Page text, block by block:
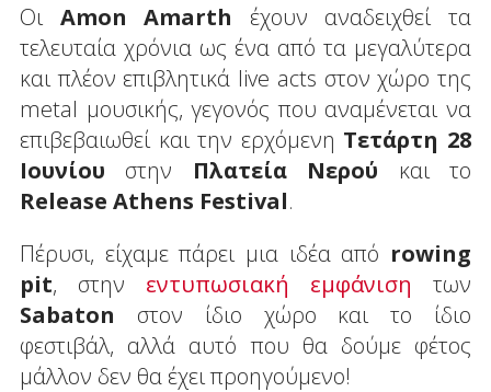
Οι Amon Amarth έχουν αναδειχθεί τα
τελευταία χρόνια ως ένα από τα μεγαλύτερα
και πλέον επιβλητικά live acts στον χώρο της
metal μουσικής, γεγονός που αναμένεται να
επιβεβαιωθεί και την ερχόμενη Τετάρτη 28
Ιουνίου στην Πλατεία Νερού και το
Release Athens Festival.
Πέρυσι, είχαμε πάρει μια ιδέα από rowing
pit, στην εντυπωσιακή εμφάνιση των
Sabaton στον ίδιο χώρο και το ίδιο
φεστιβάλ, αλλά αυτό που θα δούμε φέτος
μάλλον δεν θα έχει προηγούμενο!